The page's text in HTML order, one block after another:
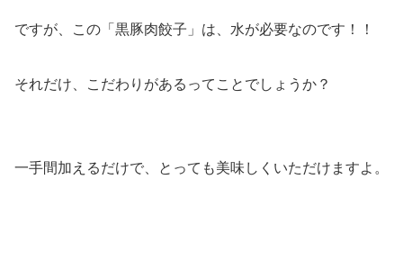
ですが、この「黒豚肉餃子」は、水が必要なのです！！
それだけ、こだわりがあるってことでしょうか？
一手間加えるだけで、とっても美味しくいただけますよ。